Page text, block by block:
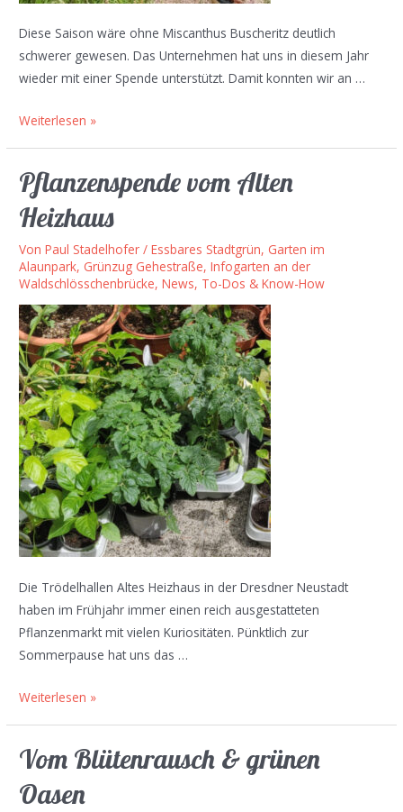
Diese Saison wäre ohne Miscanthus Buscheritz deutlich
schwerer gewesen. Das Unternehmen hat uns in diesem Jahr
wieder mit einer Spende unterstützt. Damit konnten wir an …
Miscanthus-
Weiterlesen »
Pflanzenspende vom Alten
Heizhaus
VonPaul Stadelhofer /Essbares Stadtgrün, Garten im
Alaunpark, Grünzug Gehestraße,Infogarten an der
Waldschlösschenbrücke,News, To-Dos & Know-How
Die Trödelhallen Altes Heizhaus in der Dresdner Neustadt
haben im Frühjahr immer einen reich ausgestatteten
Pflanzenmarkt mit vielen Kuriositäten. Pünktlich zur
Sommerpause hat uns das …
Pflanzenspende
Heizhaus
Weiterlesen »
Vom Blütenrausch & grünen
Oasen